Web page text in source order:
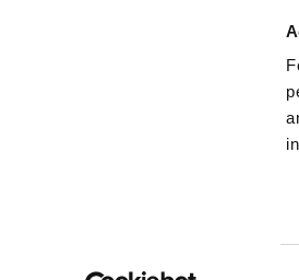
Calendarul
Bilete.ro